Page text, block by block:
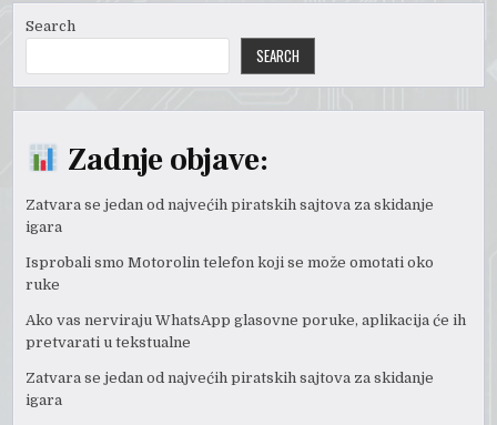
Search
SEARCH
Zadnje objave:
Zatvara se jedan od najvećih piratskih sajtova za skidanje
igara
Isprobali smo Motorolin telefon koji se može omotati oko
ruke
Ako vas nerviraju WhatsApp glasovne poruke, aplikacija će ih
pretvarati u tekstualne
Zatvara se jedan od najvećih piratskih sajtova za skidanje
igara